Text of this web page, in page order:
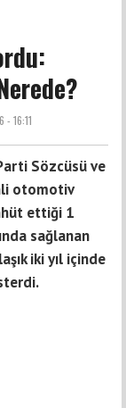
16:11
Sözcüsü ve
otomotiv
ettiği 1
sağlanan
iki yıl içinde